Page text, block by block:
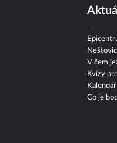
V čem
Kvízy
Co je